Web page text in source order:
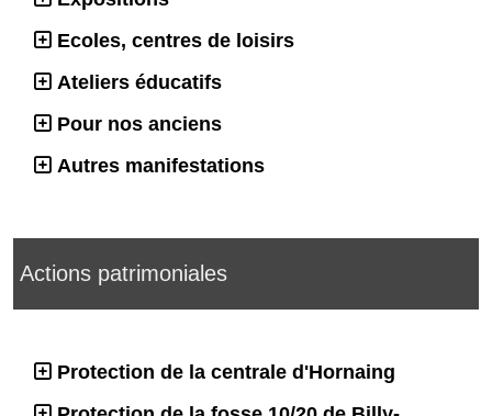
Ecoles, centres de loisirs
Ateliers éducatifs
Pour nos anciens
Autres manifestations
Actions patrimoniales
Protection de la centrale d'Hornaing